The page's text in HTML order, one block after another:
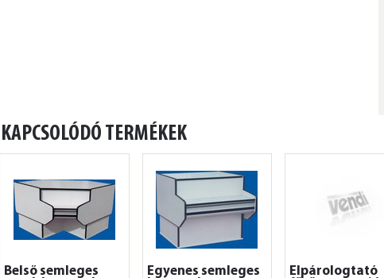
KAPCSOLÓDÓ TERMÉKEK
Belső semleges
Egyenes semleges
Elpárologtató